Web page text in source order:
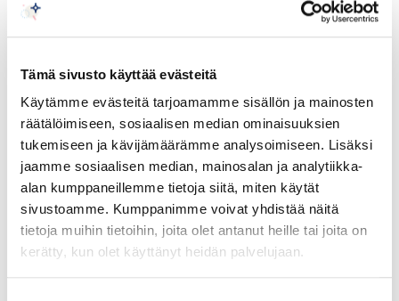
Tämä sivusto käyttää evästeitä
Käytämme evästeitä tarjoamamme sisällön ja mainosten
räätälöimiseen, sosiaalisen median ominaisuuksien
tukemiseen ja kävijämäärämme analysoimiseen. Lisäksi
jaamme sosiaalisen median, mainosalan ja analytiikka-
alan kumppaneillemme tietoja siitä, miten käytät
sivustoamme. Kumppanimme voivat yhdistää näitä
tietoja muihin tietoihin, joita olet antanut heille tai joita on
kerätty, kun olet käyttänyt heidän palvelujaan.
nykytila-analyysi ja tulevaisuuden ennakointi
mitä jokaisen johtajan tulee tietää
miten tulkita rahoituslaskelmaa ja muita
rahoituksen tunnuslukuja
investointilaskelmat
miten optimoida käyttöpääomaa
miten arvioida maksuvalmiutta,
kassanhallinta
Puhumassa mm.:
AsiantuntijaHenry Kampman, Revisium